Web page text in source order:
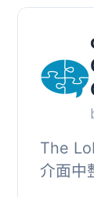
The
介面中